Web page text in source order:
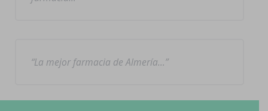
La mejor farmacia de Almería…